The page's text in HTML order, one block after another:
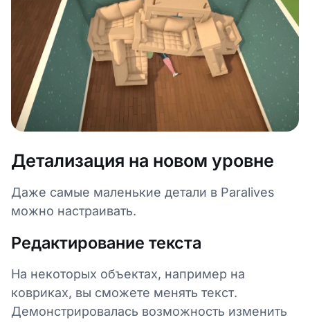
Детализация на новом уровне
Даже самые маленькие детали в Paralives
можно настраивать.
Редактирование текста
На некоторых объектах, например на
ковриках, вы сможете менять текст.
Демонстрировалась возможность изменить